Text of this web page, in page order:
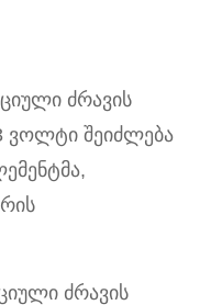
ძრავის
ვოლტი შეიძლება
ძრავის